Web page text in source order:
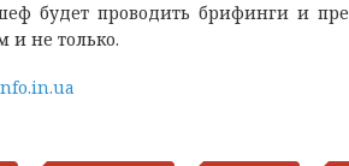
будет проводить брифинги и
и не только.